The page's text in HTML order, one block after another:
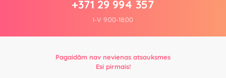
+371 29 994 357
I-V 9:00-18:00
Pagaidām nav nevienas atsauksmes
Esi pirmais!